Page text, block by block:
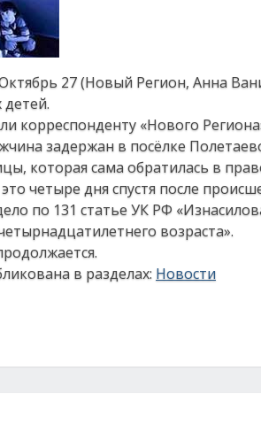
27 (Новый Регион, Анна
корреспонденту «Нового
задержан в посёлке
которая сама обратилась в
четыре дня спустя после
по 131 статье УК РФ
возраста».
в разделах: Новости